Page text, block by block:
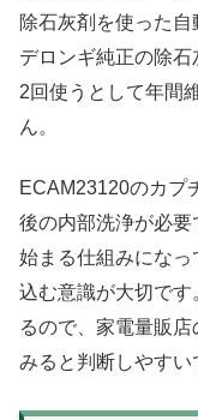
除石灰剤を使った自
デロンギ純正の除
2回使うとして年間
ん。
ECAM23120のカプ
後の内部洗浄が必
始まる仕組みにな
込む意識が大切で
るので、家電量販
みると判断しやすい